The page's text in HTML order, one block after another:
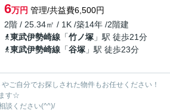
6万円 管理/共益費6,500円
2階 / 25.34㎡ / 1K /築14年 /2階建
東武伊勢崎線 「竹ノ塚 」駅 徒歩21分
東武伊勢崎線 「谷塚 」駅 徒歩23分
ご自分でお探しされた物件もお任せください！
す☆
談ください(^^)/